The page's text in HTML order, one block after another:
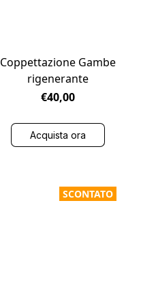
Coppettazione Gambe
rigenerante
€40,00
Acquista ora
SCONTATO